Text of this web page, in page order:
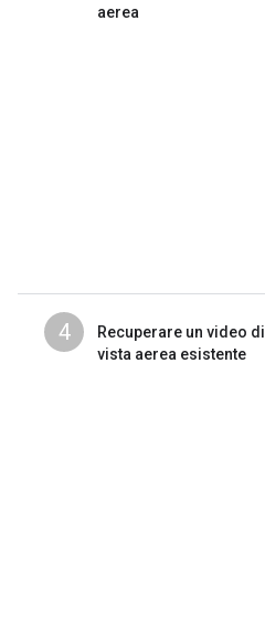
aerea
4
Recuperare un video di
vista aerea esistente